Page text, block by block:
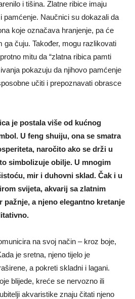
i tišina. Zlatne ribice imaju
pamćenje. Naučnici su dokazali da
koje označava hranjenje, pa će
ga čuju. Također, mogu razlikovati
mitu da “zlatna ribica pamti
pokazuju da njihovo pamćenje
učiti i prepoznavati obrasce
je postala više od kućnog
U feng shuiju, ona se smatra
naročito ako se drži u
simbolizuje obilje. U mnogim
mir i duhovni sklad. Čak i u
svijeta, akvarij sa zlatnim
pažnje, a njeno elegantno kretanje
na svoj način – kroz boje,
je sretna, njeno tijelo je
a pokreti skladni i lagani.
blijede, kreće se nervozno ili
akvaristike znaju čitati njeno